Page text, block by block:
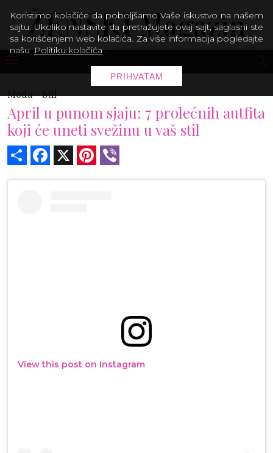
Moda -Stil
April u punom sjaju: 7 prolećnih autfita
koji će uneti svežinu u vaš stil
Share Facebook Pinterest
View this post on Instagram
Koristimo kolačiće da poboljšamo Vaše iskustvo na našem
sajtu. Ukoliko nastavite da pretražujete ovaj sajt, saglasni ste
sa korišćenjem web kolačića. Za više informacija pogledajte
našu Politiku kolačića .
PRIHVATAM